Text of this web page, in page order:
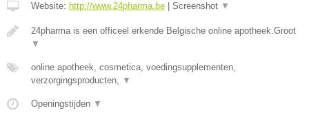
Website: http://www.24pharma.be Screenshot ▼
24pharma is een officeel erkende Belgische online apotheek.Groot
▼
online apotheek, cosmetica, voedingsupplementen,
verzorgingsproducten, ▼
Openingstijden ▼